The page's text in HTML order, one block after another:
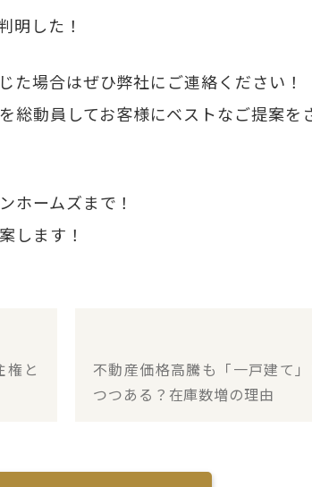
明した！
場合はぜひ弊社にご連絡ください！
総動員してお客様にベストなご提案を
ホームズまで！
します！
と
不動産価格高騰も「一戸建て
つつある？在庫数増の理由